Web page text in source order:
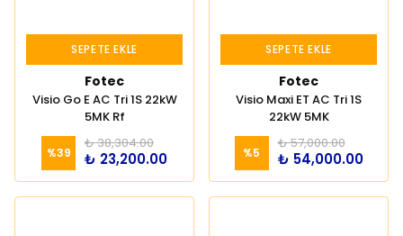
SEPETE EKLE
Fotec
Visio Go E AC Tri 1S 22kW
5MK Rf
%39
₺ 38,304.00
₺ 23,200.00
SEPETE EKLE
Fotec
Visio Maxi ET AC Tri 1S
22kW 5MK
%5
₺ 57,000.00
₺ 54,000.00